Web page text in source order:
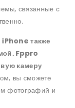
связанные с
также
Fppro
камеру
вы сможете
фотографий и